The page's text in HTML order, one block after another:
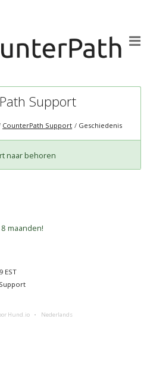
Support
CounterPath Support Geschiedenis
naar behoren
maanden!
EST
Hund.io Nederlands